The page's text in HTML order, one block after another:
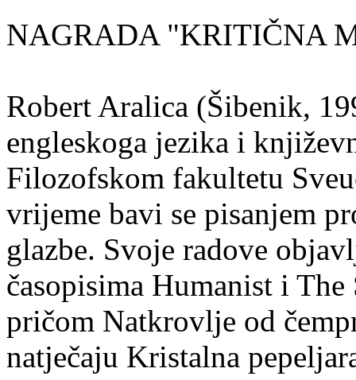
NAGRADA "KRITIČNA
Robert Aralica (Šibenik,
engleskoga jezika i
Filozofskom fakultetu
vrijeme bavi se pisanjem
glazbe. Svoje radove
časopisima Humanist i
pričom Natkrovlje od
natječaju Kristalna